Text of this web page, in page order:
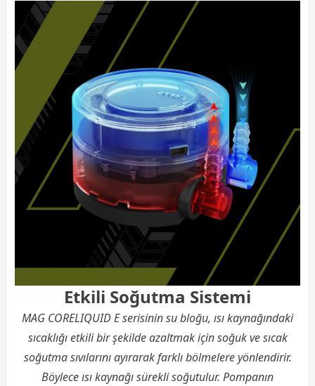
Etkili Soğutma Sistemi
MAG CORELIQUID E serisinin su bloğu, ısı kaynağındaki
sıcaklığı etkili bir şekilde azaltmak için soğuk ve sıcak
soğutma sıvılarını ayırarak farklı bölmelere yönlendirir.
Böylece ısı kaynağı sürekli soğutulur. Pompanın